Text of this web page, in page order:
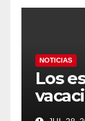
NOTICIAS
Los